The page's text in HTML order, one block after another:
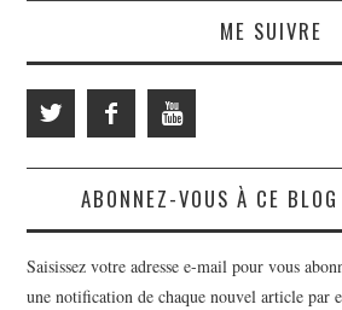
ME SUIVRE
ABONNEZ-VOUS À CE
Saisissez votre adresse e-mail pour vous
une notification de chaque nouvel article par